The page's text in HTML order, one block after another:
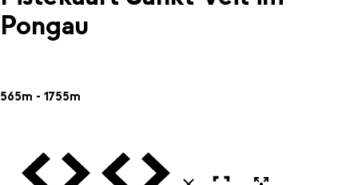
Pongau
565m - 1755m
Vorige VolgendeVorige Volgende
SluitenOpen in volledig scherm